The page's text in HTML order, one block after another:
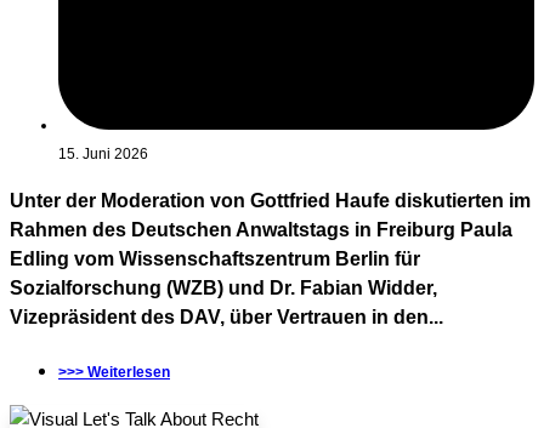
15. Juni 2026
Unter der Moderation von Gottfried Haufe diskutierten im
Rahmen des Deutschen Anwaltstags in Freiburg Paula
Edling vom Wissenschaftszentrum Berlin für
Sozialforschung (WZB) und Dr. Fabian Widder,
Vizepräsident des DAV, über Vertrauen in den...
>>> Weiterlesen